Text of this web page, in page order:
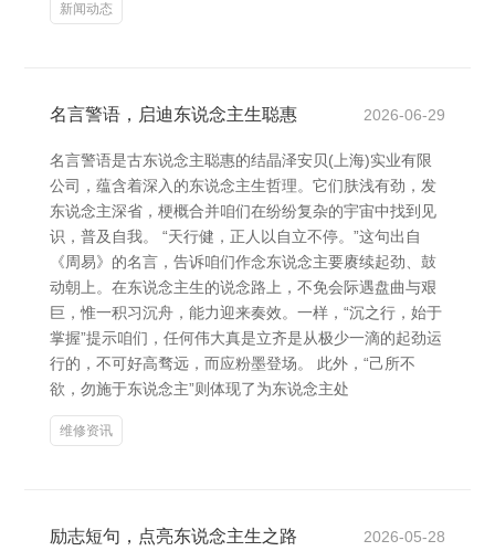
新闻动态
名言警语，启迪东说念主生聪惠 2026-06-29
名言警语是古东说念主聪惠的结晶泽安贝(上海)实业有限
公司，蕴含着深入的东说念主生哲理。它们肤浅有劲，发
东说念主深省，梗概合并咱们在纷纷复杂的宇宙中找到见
识，普及自我。 “天行健，正人以自立不停。”这句出自
《周易》的名言，告诉咱们作念东说念主要赓续起劲、鼓
动朝上。在东说念主生的说念路上，不免会际遇盘曲与艰
巨，惟一积习沉舟，能力迎来奏效。一样，“沉之行，始于
掌握”提示咱们，任何伟大真是立齐是从极少一滴的起劲运
行的，不可好高骛远，而应粉墨登场。 此外，“己所不
欲，勿施于东说念主”则体现了为东说念主处
维修资讯
励志短句，点亮东说念主生之路 2026-05-28